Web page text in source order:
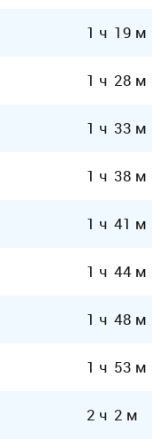
1 ч 19 м
1 ч 28 м
1 ч 33 м
1 ч 38 м
1 ч 41 м
1 ч 44 м
1 ч 48 м
1 ч 53 м
2 ч 2 м